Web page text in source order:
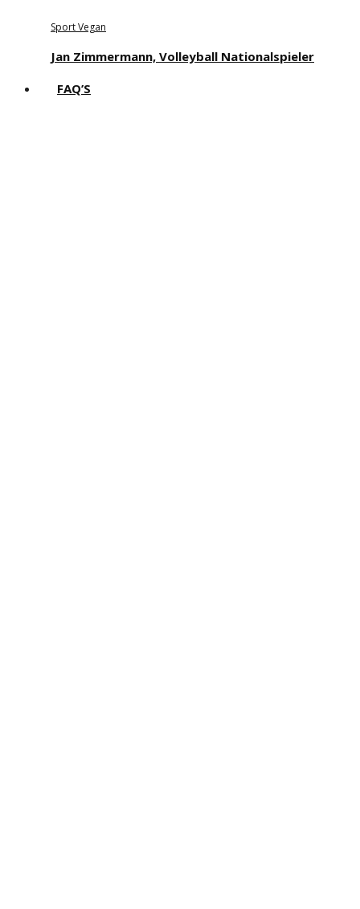
Sport Vegan
Jan Zimmermann, Volleyball Nationalspieler
FAQ’S